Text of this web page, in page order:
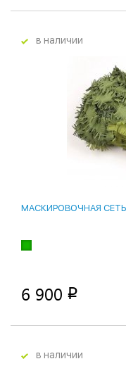
в наличии
МАСКИРОВОЧНАЯ
6 900 p
в наличии